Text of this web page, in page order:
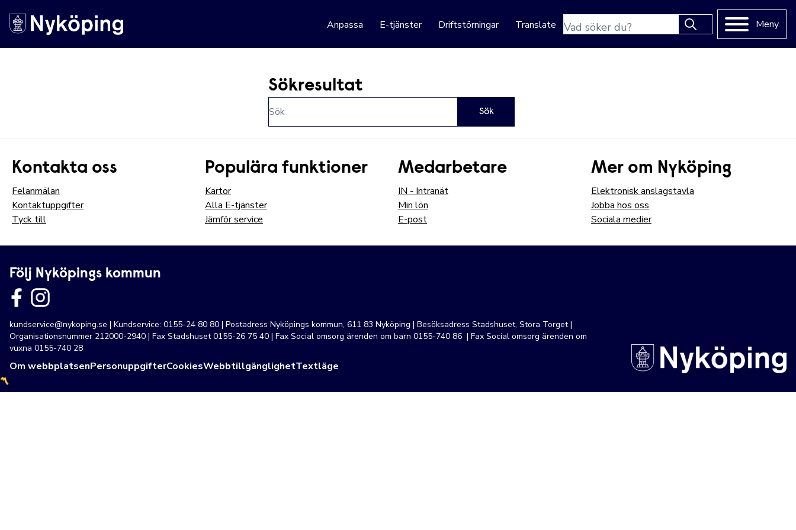
Hoppa till innehåll
Nyköpings kommuns webbplats
Anpassa E-tjänster Driftstörningar Translate
Sökfras
Meny
Sökresultat
Kontakta oss
Felanmälan
Kontaktuppgifter
Tyck till
Populära funktioner
Kartor
Alla E-tjänster
Jämför service
Medarbetare
IN - Intranät
Min lön
E-post
Mer om Nyköping
Elektronisk anslagstavla
Jobba hos oss
Sociala medier
Följ Nyköpings kommun
kundservice@nykoping.se | Kundservice: 0155-24 80 80 | Postadress Nyköpings kommun, 611 83 Nyköping | Besöksadress Stadshuset, Stora Torget |
Organisationsnummer 212000-2940 | Fax Stadshuset 0155-26 75 40 | Fax Social omsorg ärenden om barn 0155-740 86 | Fax Social omsorg ärenden om
vuxna 0155-740 28
Om webbplatsenPersonuppgifterCookiesWebbtillgänglighetTextläge
〽️